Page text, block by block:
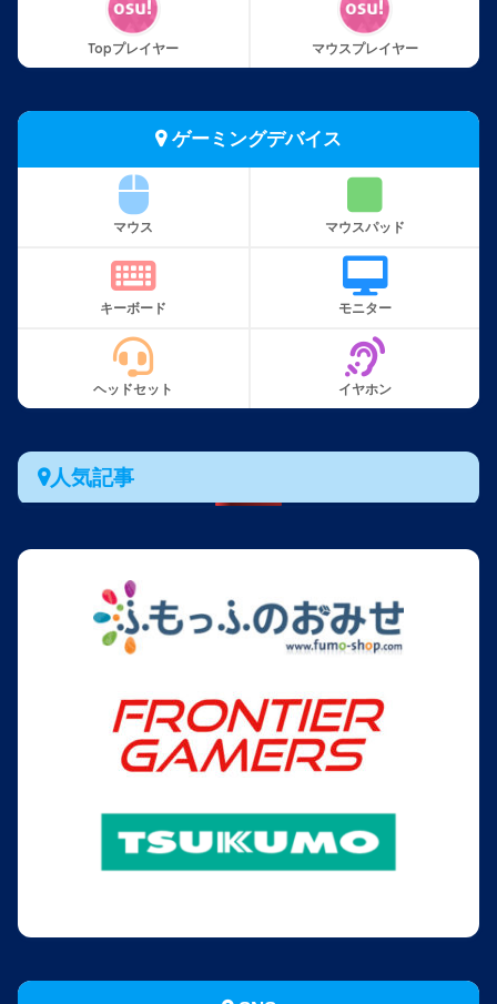
Topプレイヤー マウスプレイヤー
ゲーミングデバイス
マウス マウスパッド
キーボード モニター
ヘッドセット イヤホン
人気記事